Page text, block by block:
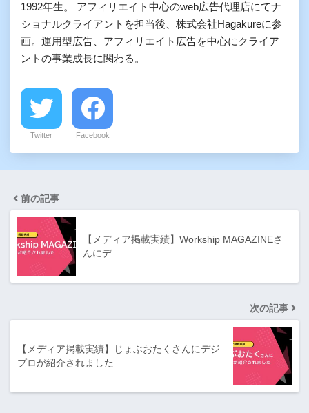
1992年生。 アフィリエイト中心のweb広告代理店にてナ
ショナルクライアントを担当後、株式会社Hagakureに参
画。運用型広告、アフィリエイト広告を中心にクライア
ントの事業成長に関わる。
Twitter Facebook
前の記事
【メディア掲載実績】Workship MAGAZINEさ
んにデ…
次の記事
【メディア掲載実績】じょぶおたくさんにデジ
プロが紹介されました